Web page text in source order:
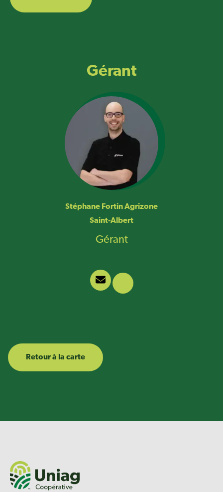
Gérant
Stéphane Fortin Agrizone
Saint-Albert
Gérant
Retour à la carte